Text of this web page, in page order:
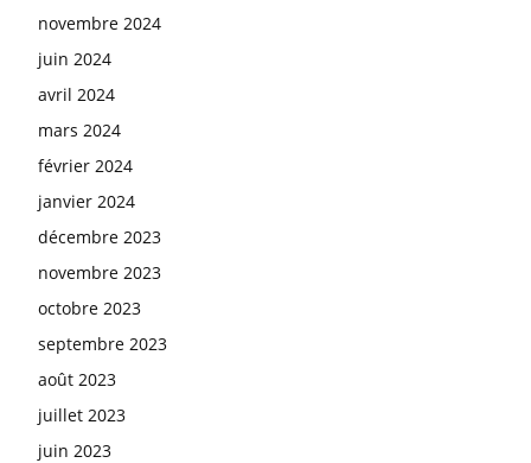
novembre 2024
juin 2024
avril 2024
mars 2024
février 2024
janvier 2024
décembre 2023
novembre 2023
octobre 2023
septembre 2023
août 2023
juillet 2023
juin 2023